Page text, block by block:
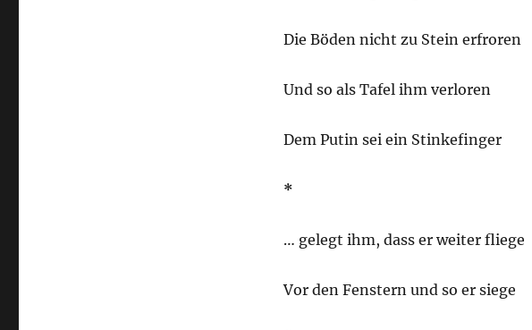
Die Böden nicht zu Stein erfroren
Und so als Tafel ihm verloren
Dem Putin sei ein Stinkefinger
*
… gelegt ihm, dass er weiter fliege
Vor den Fenstern und so er siege